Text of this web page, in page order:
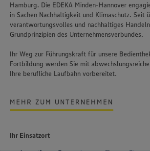
Hamburg. Die EDEKA Minden-Hannover
in Sachen Nachhaltigkeit und Klimaschutz. Seit
verantwortungsvolles und nachhaltiges Handeln
Grundprinzipien des Unternehmensverbundes.
Ihr Weg zur Führungskraft für unsere
Fortbildung werden Sie mit
Ihre berufliche Laufbahn vorbereitet.
MEHR ZUM UNTERNEHMEN
Ihr Einsatzort